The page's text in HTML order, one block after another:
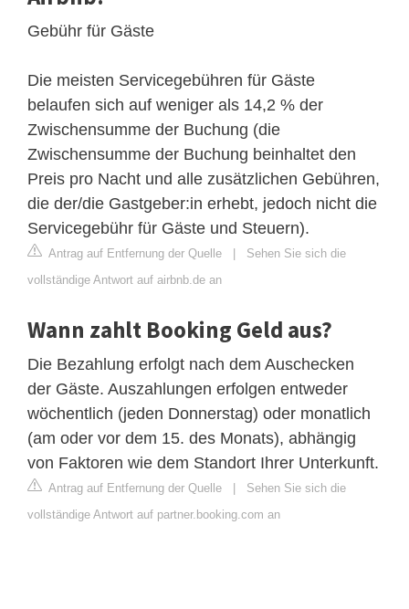
Gebühr für Gäste
Die meisten Servicegebühren für Gäste
belaufen sich auf weniger als 14,2 % der
Zwischensumme der Buchung (die
Zwischensumme der Buchung beinhaltet den
Preis pro Nacht und alle zusätzlichen Gebühren,
die der/die Gastgeber:in erhebt, jedoch nicht die
Servicegebühr für Gäste und Steuern).
Antrag auf Entfernung der Quelle | Sehen Sie sich die
vollständige Antwort auf airbnb.de an
Wann zahlt Booking Geld aus?
Die Bezahlung erfolgt nach dem Auschecken
der Gäste. Auszahlungen erfolgen entweder
wöchentlich (jeden Donnerstag) oder monatlich
(am oder vor dem 15. des Monats), abhängig
von Faktoren wie dem Standort Ihrer Unterkunft.
Antrag auf Entfernung der Quelle | Sehen Sie sich die
vollständige Antwort auf partner.booking.com an